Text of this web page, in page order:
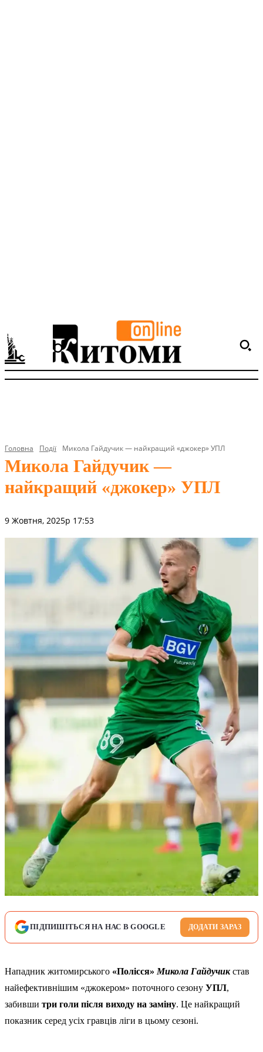
Головна Події Микола Гайдучик — найкращий «джокер» УПЛ
Микола Гайдучик —
найкращий «джокер» УПЛ
9 Жовтня, 2025р 17:53
ПІДПИШІТЬСЯ НА НАС В GOOGLE ДОДАТИ ЗАРАЗ
Нападник житомирського «Полісся» Микола Гайдучикстав
найефективнішим «джокером» поточного сезону УПЛ,
забивши три голи після виходу на заміну. Це найкращий
показник серед усіх гравців ліги в цьому сезоні.